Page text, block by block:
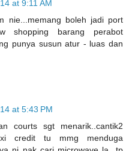
at 9:11 AM
nie...memang boleh jadi port
shopping barang perabot
punya susun atur - luas dan
at 5:43 PM
courts sgt menarik..cantik2
credit tu mmg menduga